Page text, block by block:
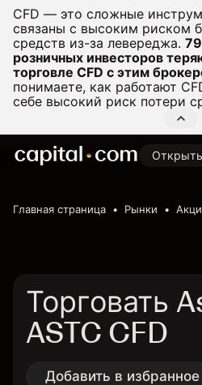
CFD — это сложные
связаны с высоким риском
средств из-за левереджа.
розничных инвесторов
торговле CFD с этим
понимаете, как работают
себе высокий риск потери
Главная страница Рынки
Торговать
ASTC CFD
Добавить в избранное